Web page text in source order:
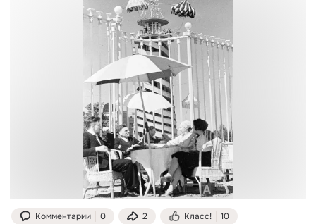
Комментарии 0 2 Класс! 10